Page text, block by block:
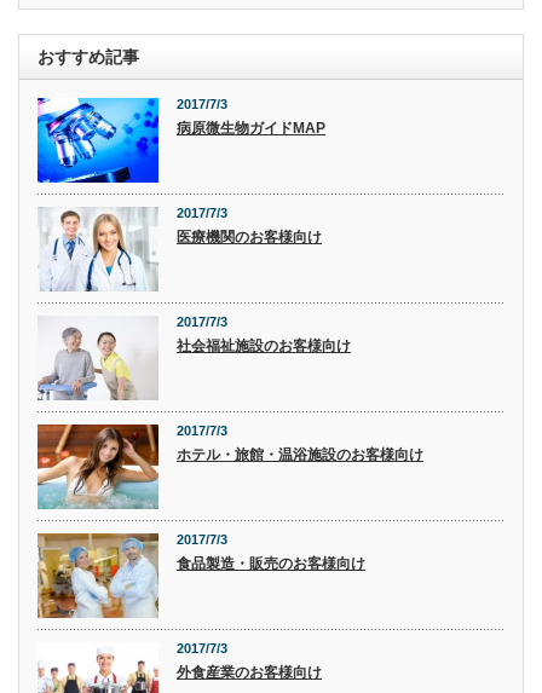
おすすめ記事
2017/7/3
病原微生物ガイドMAP
2017/7/3
医療機関のお客様向け
2017/7/3
社会福祉施設のお客様向け
2017/7/3
ホテル・旅館・温浴施設のお客様向け
2017/7/3
食品製造・販売のお客様向け
2017/7/3
外食産業のお客様向け